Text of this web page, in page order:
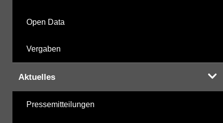
Open Data
Vergaben
Aktuelles
Pressemitteilungen